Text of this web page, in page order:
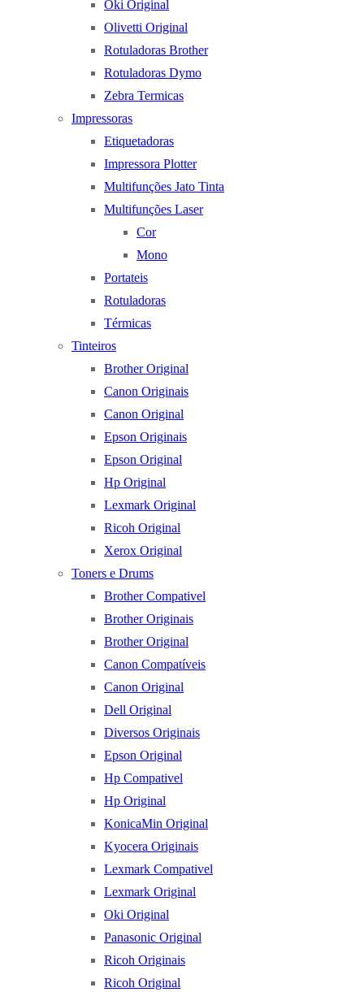
Oki Original
Olivetti Original
Rotuladoras Brother
Rotuladoras Dymo
Zebra Termicas
Impressoras
Etiquetadoras
Impressora Plotter
Multifunções Jato Tinta
Multifunções Laser
Cor
Mono
Portateis
Rotuladoras
Térmicas
Tinteiros
Brother Original
Canon Originais
Canon Original
Epson Originais
Epson Original
Hp Original
Lexmark Original
Ricoh Original
Xerox Original
Toners e Drums
Brother Compativel
Brother Originais
Brother Original
Canon Compatíveis
Canon Original
Dell Original
Diversos Originais
Epson Original
Hp Compativel
Hp Original
KonicaMin Original
Kyocera Originais
Lexmark Compativel
Lexmark Original
Oki Original
Panasonic Original
Ricoh Originais
Ricoh Original